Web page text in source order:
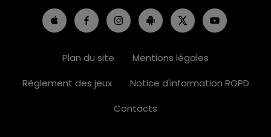
Plan du site
Mentions légales
Règlement des jeux
Notice d'information RGPD
Contacts